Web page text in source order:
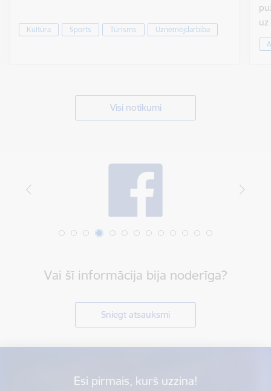
Kultūra Sports Tūrisms Uzņēmējdarbība
Visi notikumi
Vai šī informācija bija noderīga?
Sniegt atsauksmi
Esi pirmais, kurš uzzina!